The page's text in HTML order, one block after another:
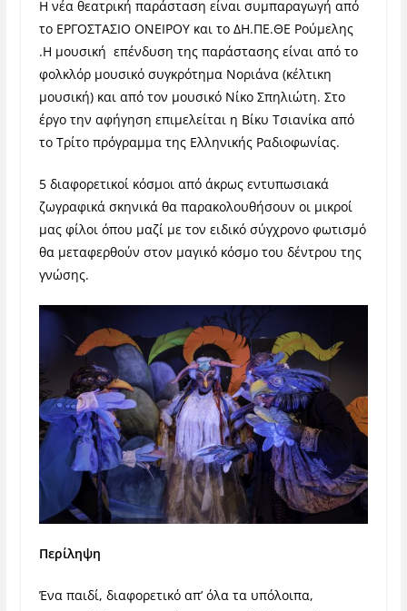
Η νέα θεατρική παράσταση είναι συμπαραγωγή από
το ΕΡΓΟΣΤΑΣΙΟ ΟΝΕΙΡΟΥ και το ΔΗ.ΠΕ.ΘΕ Ρούμελης
.Η μουσική επένδυση της παράστασης είναι από το
φολκλόρ μουσικό συγκρότημα Νοριάνα (κέλτικη
μουσική) και από τον μουσικό Νίκο Σπηλιώτη. Στο
έργο την αφήγηση επιμελείται η Βίκυ Τσιανίκα από
το Τρίτο πρόγραμμα της Ελληνικής Ραδιοφωνίας.
5 διαφορετικοί κόσμοι από άκρως εντυπωσιακά
ζωγραφικά σκηνικά θα παρακολουθήσουν οι μικροί
μας φίλοι όπου μαζί με τον ειδικό σύγχρονο φωτισμό
θα μεταφερθούν στον μαγικό κόσμο του δέντρου της
γνώσης.
Περίληψη
Ένα παιδί, διαφορετικό απ’ όλα τα υπόλοιπα,